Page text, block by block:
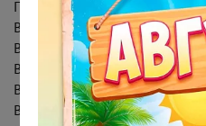
Габариты стула: 57х63 см,
Высота сиденья от пола - 48
Высота спинки:40 см,
Внутренний размер
Высота подлокотника - 20 см.
Высота от пола с учетом